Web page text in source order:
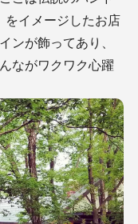
をイメージしたお店
ンが飾ってあり、
ながワクワク心躍